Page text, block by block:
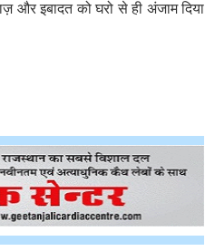
और इबादत को घरो से ही अंजाम दिया